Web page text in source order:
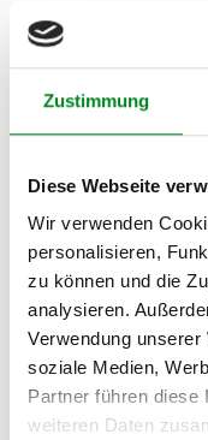
Zustimmung
Diese Webseite
Wir verwenden
personalisieren,
zu können und die
analysieren.
Verwendung
soziale Medien,
Partner führen diese
weiteren Daten
KLASSE (W211) E 320 4-
MERCEDES-BENZ E-
MERCEDES-BENZ E-
KLASSE (W211) E 55
Kompressor (211.076)
MERCEDES-BENZ E-
KLASSE Kombi (S211)
240 T 4-matic
MERCEDES-BENZ E-
KLASSE Kombi (S211)
320 T 4-matic